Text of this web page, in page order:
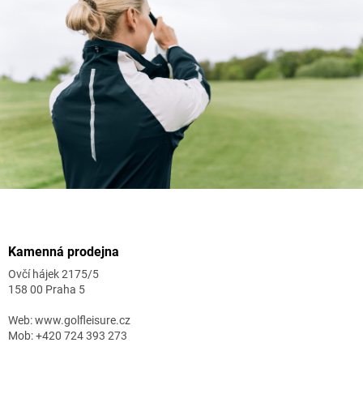
Kamenná prodejna
Ovčí hájek 2175/5
158 00 Praha 5
Web: www.golfleisure.cz
Mob: +420 724 393 273